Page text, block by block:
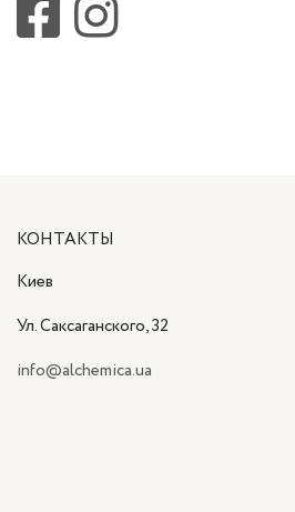
КОНТАКТЫ
Киев
Ул. Саксаганского, 32
info@alchemica.ua